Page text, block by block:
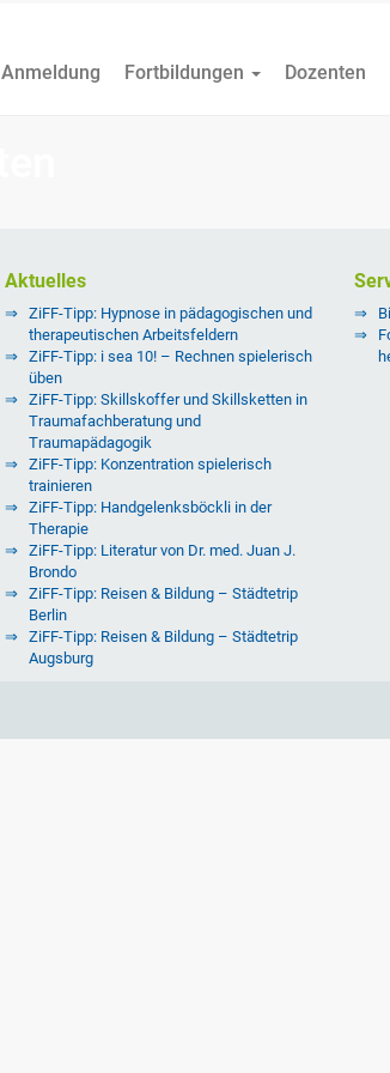
Anmeldung Fortbildungen Dozenten
Aktuelles
ZiFF-Tipp: Hypnose in pädagogischen und
therapeutischen Arbeitsfeldern
ZiFF-Tipp: i sea 10! – Rechnen spielerisch
üben
ZiFF-Tipp: Skillskoffer und Skillsketten in
Traumafachberatung und
Traumapädagogik
ZiFF-Tipp: Konzentration spielerisch
trainieren
ZiFF-Tipp: Handgelenksböckli in der
Therapie
ZiFF-Tipp: Literatur von Dr. med. Juan J.
Brondo
ZiFF-Tipp: Reisen & Bildung – Städtetrip
Berlin
ZiFF-Tipp: Reisen & Bildung – Städtetrip
Augsburg